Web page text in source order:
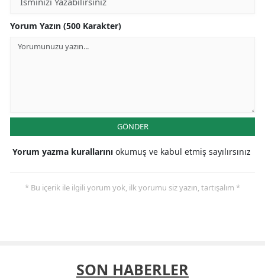
Yorum Yazın (500 Karakter)
GÖNDER
Yorum yazma kurallarını okumuş ve kabul etmiş sayılırsınız
* Bu içerik ile ilgili yorum yok, ilk yorumu siz yazın, tartışalım *
SON HABERLER